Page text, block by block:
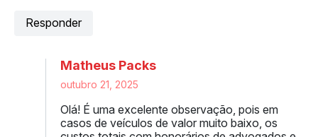
Responder
Matheus Packs
outubro 21, 2025
Olá! É uma excelente observação, pois em
casos de veículos de valor muito baixo, os